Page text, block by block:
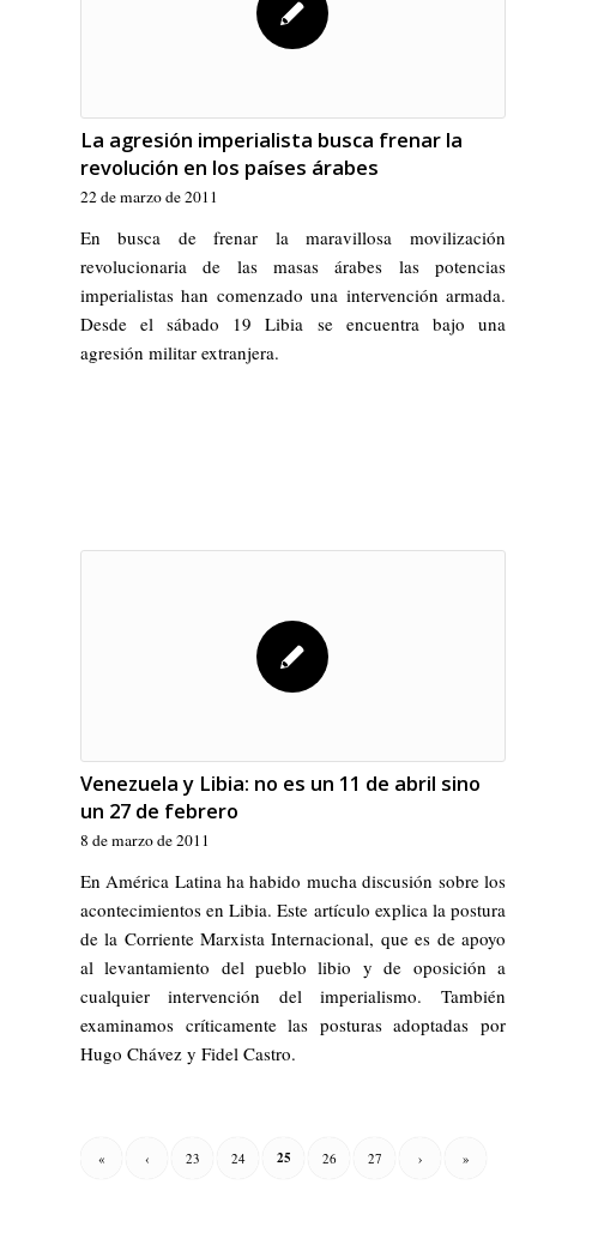
La agresión imperialista busca frenar la
revolución en los países árabes
22 de marzo de 2011
En busca de frenar la maravillosa movilización
revolucionaria de las masas árabes las potencias
imperialistas han comenzado una intervención armada.
Desde el sábado 19 Libia se encuentra bajo una
agresión militar extranjera.
Venezuela y Libia: no es un 11 de abril sino
un 27 de febrero
8 de marzo de 2011
En América Latina ha habido mucha discusión sobre los
acontecimientos en Libia. Este artículo explica la postura
de la Corriente Marxista Internacional, que es de apoyo
al levantamiento del pueblo libio y de oposición a
cualquier intervención del imperialismo. También
examinamos críticamente las posturas adoptadas por
Hugo Chávez y Fidel Castro.
« ‹ 23 24 25 26 27 › »